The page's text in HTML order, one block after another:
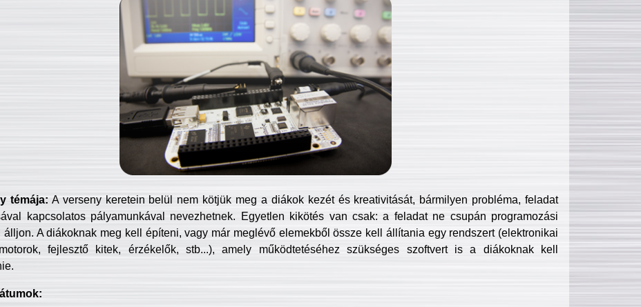
témája: A verseny keretein belül nem kötjük meg a diákok kezét és kreativitását, bármilyen probléma, feladat
kapcsolatos pályamunkával nevezhetnek. Egyetlen kikötés van csak: a feladat ne csupán programozási
álljon. A diákoknak meg kell építeni, vagy már meglévő elemekből össze kell állítania egy rendszert (elektronikai
fejlesztő kitek, érzékelők, stb...), amely működtetéséhez szükséges szoftvert is a diákoknak kell